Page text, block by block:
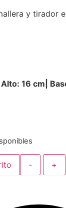
y tirador
16 cm|
- +